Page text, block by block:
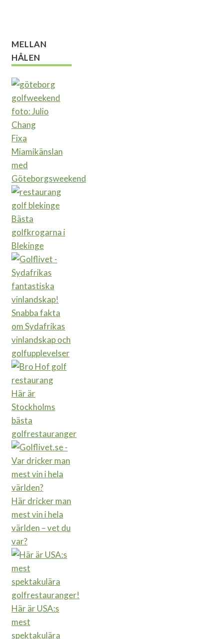
MELLAN
HÅLEN
Fixa
Miamikänslan
med
Göteborgsweekend
Bästa
golfkrogarna i
Blekinge
Snabba fakta
om Sydafrikas
vinlandskap och
golfupplevelser
Här är
Stockholms
bästa
golfrestauranger
Här dricker man
mest vin i hela
världen – vet du
var?
Här är USA:s
mest
spektakulära